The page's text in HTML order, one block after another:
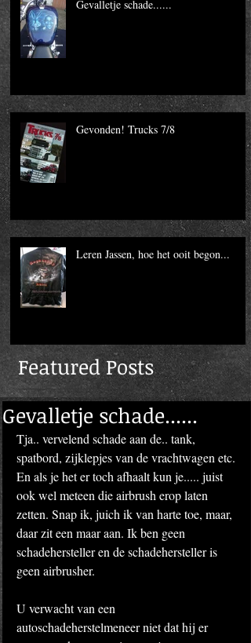
Gevalletje schade......
Gevonden! Trucks 7/8
Leren Jassen, hoe het ooit begon...
Featured Posts
Gevalletje schade......
Tja.. vervelend schade aan de.. tank,
spatbord, zijklepjes van de vrachtwagen etc.
En als je het er toch afhaalt kun je..... juist
ook wel meteen die airbrush erop laten
zetten. Snap ik, juich ik van harte toe, maar,
daar zit een maar aan. Ik ben geen
schadehersteller en de schadehersteller is
geen airbrusher.
U verwacht van een
autoschadeherstelmeneer niet dat hij er